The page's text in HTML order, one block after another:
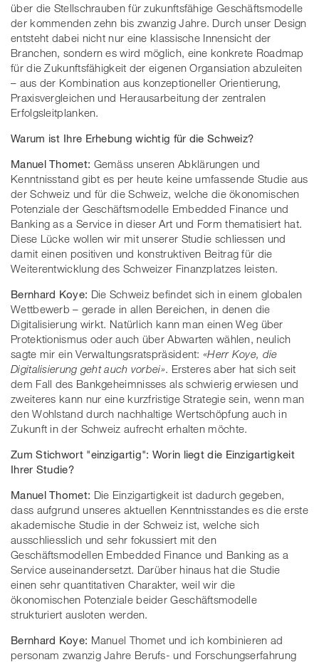
über die Stellschrauben für zukunftsfähige Geschäftsmodelle
der kommenden zehn bis zwanzig Jahre. Durch unser Design
entsteht dabei nicht nur eine klassische Innensicht der
Branchen, sondern es wird möglich, eine konkrete Roadmap
für die Zukunftsfähigkeit der eigenen Organsiation abzuleiten
– aus der Kombination aus konzeptioneller Orientierung,
Praxisvergleichen und Herausarbeitung der zentralen
Erfolgsleitplanken.
Warum ist Ihre Erhebung wichtig für die Schweiz?
Manuel Thomet: Gemäss unseren Abklärungen und
Kenntnisstand gibt es per heute keine umfassende Studie aus
der Schweiz und für die Schweiz, welche die ökonomischen
Potenziale der Geschäftsmodelle Embedded Finance und
Banking as a Service in dieser Art und Form thematisiert hat.
Diese Lücke wollen wir mit unserer Studie schliessen und
damit einen positiven und konstruktiven Beitrag für die
Weiterentwicklung des Schweizer Finanzplatzes leisten.
Bernhard Koye: Die Schweiz befindet sich in einem globalen
Wettbewerb – gerade in allen Bereichen, in denen die
Digitalisierung wirkt. Natürlich kann man einen Weg über
Protektionismus oder auch über Abwarten wählen, neulich
sagte mir ein Verwaltungsratspräsident:«Herr Koye, die
Digitalisierung geht auch vorbei». Ersteres aber hat sich seit
dem Fall des Bankgeheimnisses als schwierig erwiesen und
zweiteres kann nur eine kurzfristige Strategie sein, wenn man
den Wohlstand durch nachhaltige Wertschöpfung auch in
Zukunft in der Schweiz aufrecht erhalten möchte.
Zum Stichwort "einzigartig": Worin liegt die Einzigartigkeit
Ihrer Studie?
Manuel Thomet: Die Einzigartigkeit ist dadurch gegeben,
dass aufgrund unseres aktuellen Kenntnisstandes es die erste
akademische Studie in der Schweiz ist, welche sich
ausschliesslich und sehr fokussiert mit den
Geschäftsmodellen Embedded Finance und Banking as a
Service auseinandersetzt. Darüber hinaus hat die Studie
einen sehr quantitativen Charakter, weil wir die
ökonomischen Potenziale beider Geschäftsmodelle
strukturiert ausloten werden.
Bernhard Koye: Manuel Thomet und ich kombinieren ad
personam zwanzig Jahre Berufs- und Forschungserfahrung